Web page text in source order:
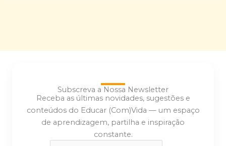
Subscreva a Nossa Newsletter
Receba as últimas novidades, sugestões e
conteúdos do Educar (Com)Vida — um espaço
de aprendizagem, partilha e inspiração
constante.